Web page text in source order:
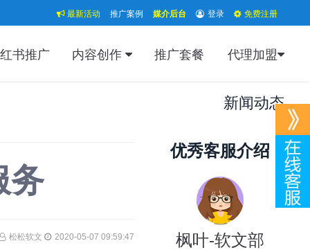
最新活动 推广案例 媒介后台 登录 免费注册
书推广 内容创作 推广套餐 代理加盟
新闻动态
务
松松软文 2020-05-07 09:59:47
优秀客服介绍
枫叶-软文部